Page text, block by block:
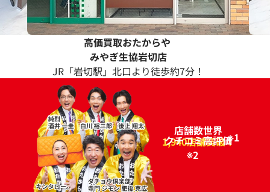
高価買取おたからや
みやぎ生協岩切店
JR「岩切駅」北口より徒歩約7分！
店舗数世界
1,940店舗突破！
※1
クチコミ高評価
96.2%
※2